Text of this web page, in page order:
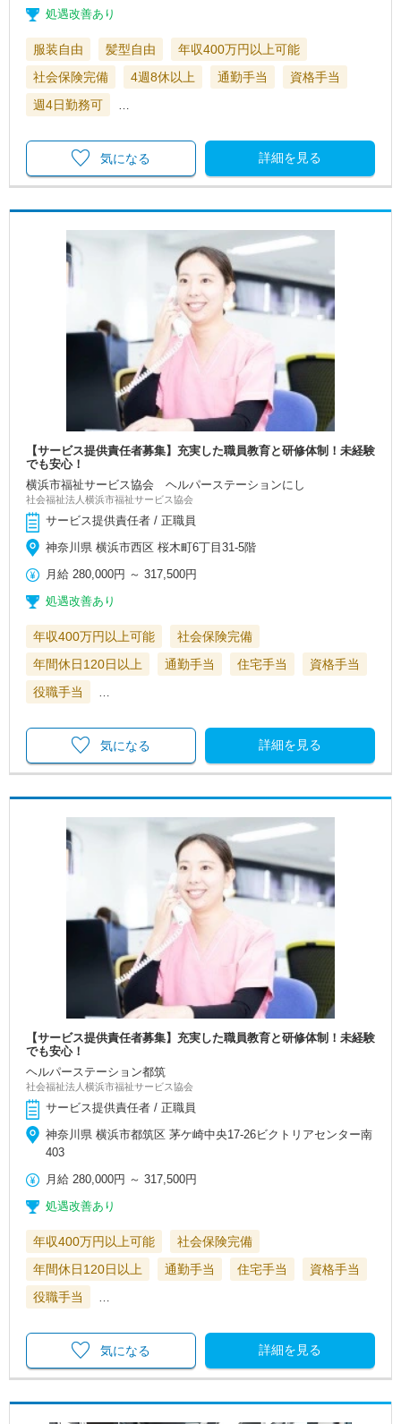
処遇改善あり
服装自由 髪型自由
年収400万円以上可能
社会保険完備
4週8休以上 通勤手当
資格手当
週4日勤務可
詳細を見る
気になる
【サービス提供責任者募集】充実した職員教育と研修体制！未経験
でも安心！
横浜市福祉サービス協会 ヘルパーステーションにし
社会福祉法人横浜市福祉サービス協会
サービス提供責任者 / 正職員
神奈川県 横浜市西区 桜木町6丁目31-5階
月給 280,000円 ～317,500円
処遇改善あり
年収400万円以上可能
社会保険完備
年間休日120日以上
通勤手当 住宅手当
資格手当
役職手当
詳細を見る
気になる
【サービス提供責任者募集】充実した職員教育と研修体制！未経験
でも安心！
ヘルパーステーション都筑
社会福祉法人横浜市福祉サービス協会
サービス提供責任者 / 正職員
神奈川県 横浜市都筑区 茅ケ崎中央17-26ビクトリアセンター南
403
月給 280,000円 ～317,500円
処遇改善あり
年収400万円以上可能
社会保険完備
年間休日120日以上
通勤手当 住宅手当
資格手当
役職手当
…
詳細を見る
気になる